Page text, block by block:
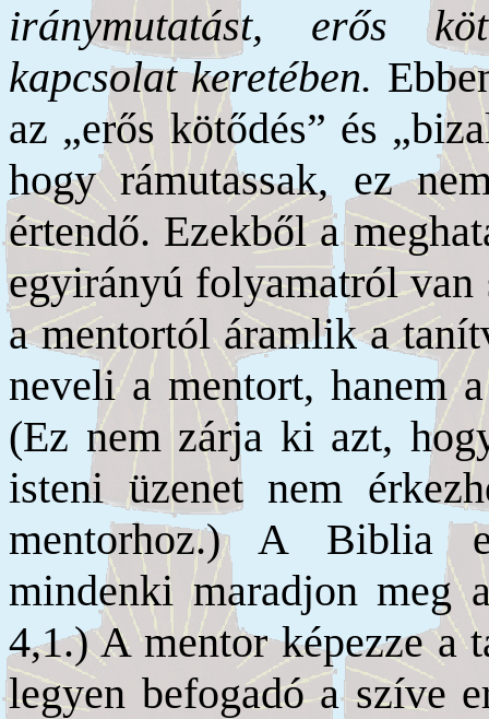
iránymutatást, erős
kapcsolat keretében.
az „erős kötődés” és
hogy rámutassak, ez
értendő. Ezekből a
egyirányú folyamatról van
a mentortól áramlik a
neveli a mentort, hanem
(Ez nem zárja ki azt,
isteni üzenet nem
mentorhoz.) A Biblia
mindenki maradjon meg
4,1.) A mentor képezze a
legyen befogadó a szíve